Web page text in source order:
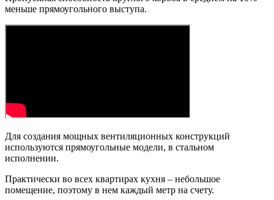
меньше прямоугольного выступа.
Для создания мощных вентиляционных конструкций
используются прямоугольные модели, в стальном
исполнении.
Практически во всех квартирах кухня – небольшое
помещение, поэтому в нем каждый метр на счету.